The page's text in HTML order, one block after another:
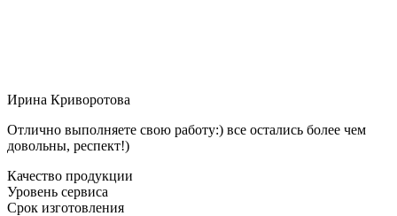
Ирина Криворотова
Отлично выполняете свою работу:) все остались более чем
довольны, респект!)
Качество продукции
Уровень сервиса
Срок изготовления